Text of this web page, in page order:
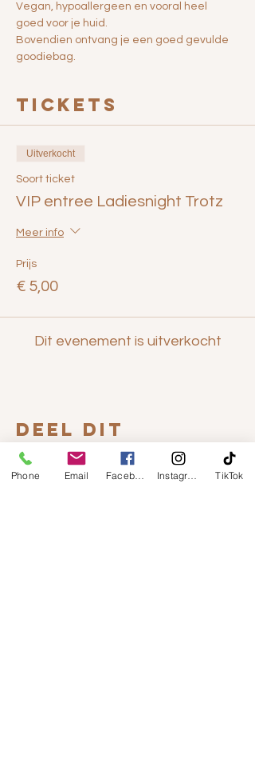
Vegan, hypoallergeen en vooral heel
goed voor je huid.
Bovendien ontvang je een goed gevulde
goodiebag.
Tickets
Uitverkocht
Soort ticket
VIP entree Ladiesnight Trotz
Meer info
Prijs
€ 5,00
Dit evenement is uitverkocht
Deel dit
evenement
Phone Email TikTok